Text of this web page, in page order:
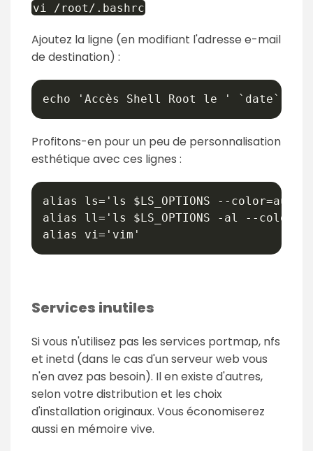
vi /root/.bashrc
Ajoutez la ligne (en modifiant l'adresse e-mail
de destination) :
Profitons-en pour un peu de personnalisation
esthétique avec ces lignes :
alias ls='ls $LS_OPTIONS --color=auto'
alias ll='ls $LS_OPTIONS -al --
Services inutiles
Si vous n'utilisez pas les services portmap, nfs
et inetd (dans le cas d'un serveur web vous
n'en avez pas besoin). Il en existe d'autres,
selon votre distribution et les choix
d'installation originaux. Vous économiserez
aussi en mémoire vive.